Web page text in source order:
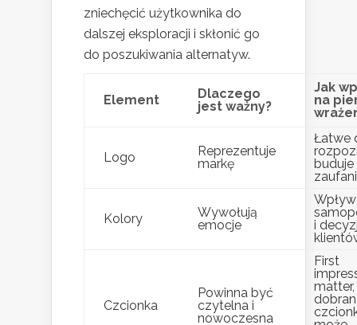
zniechęcić użytkownika do
dalszej eksploracji i skłonić go
do poszukiwania alternatyw.
Element
Dlaczego
jest ważny?
Jak
na
Logo
Reprezentuje
markę
Łatwe
buduje
Kolory
Wywołują
emocje
i
Czcionka
Powinna być
czytelna i
nowoczesna
First